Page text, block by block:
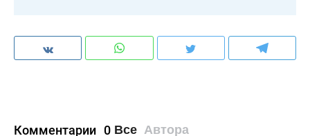
Комментарии 0 Все Автора